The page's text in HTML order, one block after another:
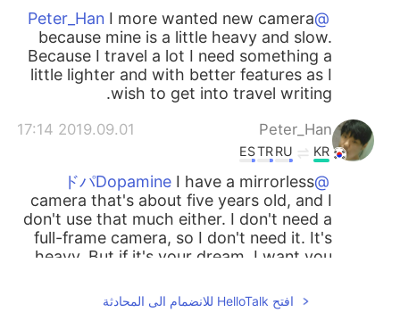
@Peter_Han
I more wanted new camera
because mine is a little heavy and slow.
Because I travel a lot I need something a
little lighter and with better features as I
wish to get into travel writing.
Peter_Han
2019.09.01 17:14
KR
RU
TR
ES
@ドパDopamine
I have a mirrorless
camera that's about five years old, and I
don't use that much either. I don't need a
full-frame camera, so I don't need it. It's
heavy. But if it's your dream, I want you
even if you buy a camera, the quality of
the picture doesn't definitely improve. If
افتح HelloTalk للانضمام الى المحادثة